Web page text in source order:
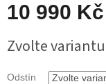
10 990 Kč
cena:
Zvolte variantu
Odstín